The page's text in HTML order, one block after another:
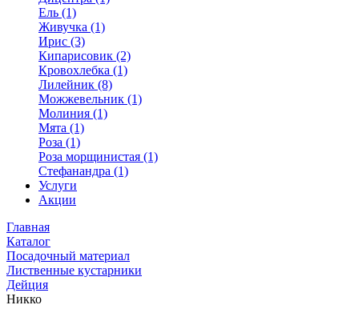
Ель (1)
Живучка (1)
Ирис (3)
Кипарисовик (2)
Кровохлебка (1)
Лилейник (8)
Можжевельник (1)
Молиния (1)
Мята (1)
Роза (1)
Роза морщинистая (1)
Стефанандра (1)
Услуги
Акции
Главная
Каталог
Посадочный материал
Лиственные кустарники
Дейция
Никко